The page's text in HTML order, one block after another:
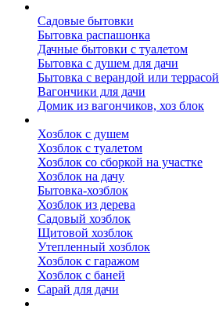
Садовые бытовки
Бытовка распашонка
Дачные бытовки с туалетом
Бытовка с душем для дачи
Бытовка с верандой или террасой
Вагончики для дачи
Домик из вагончиков, хоз блок
Хозблок с душем
Хозблок с туалетом
Хозблок со сборкой на участке
Хозблок на дачу
Бытовка-хозблок
Хозблок из дерева
Садовый хозблок
Щитовой хозблок
Утепленный хозблок
Хозблок с гаражом
Хозблок с баней
Сарай для дачи